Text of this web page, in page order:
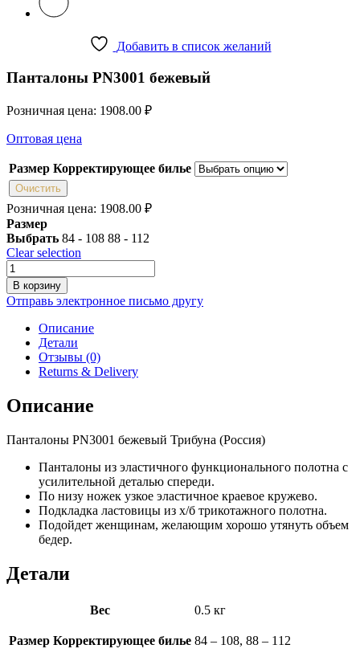
Добавить в список желаний
Панталоны PN3001 бежевый
Розничная цена: 1908.00 ₽
Оптовая цена
Размер Корректирующее билье
Очистить
Розничная цена: 1908.00 ₽
Размер
Выбрать 84 - 108 88 - 112
Clear selection
Количество
товара
Панталоны
PN3001
бежевый
В корзину
Отправь электронное письмо другу
Описание
Детали
Отзывы (0)
Returns & Delivery
Описание
Панталоны PN3001 бежевый Трибуна (Россия)
Панталоны из эластичного функционального полотна с
усилительной деталью спереди.
По низу ножек узкое эластичное краевое кружево.
Подкладка ластовицы из х/б трикотажного полотна.
Подойдет женщинам, желающим хорошо утянуть объем
бедер.
Детали
Вес 0.5 кг
Размер Корректирующее билье 84 – 108, 88 – 112